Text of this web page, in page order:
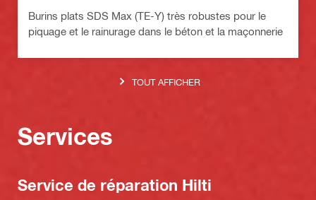
Burins plats SDS Max (TE-Y) très robustes pour le
piquage et le rainurage dans le béton et la maçonnerie
TOUT AFFICHER
Services
Service de réparation Hilti